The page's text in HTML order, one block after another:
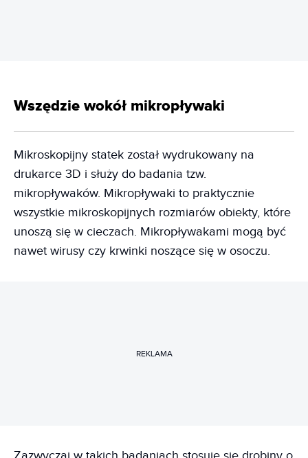
Wszędzie wokół mikropływaki
Mikroskopijny statek został wydrukowany na
drukarce 3D i służy do badania tzw.
mikropływaków. Mikropływaki to praktycznie
wszystkie mikroskopijnych rozmiarów obiekty, które
unoszą się w cieczach. Mikropływakami mogą być
nawet wirusy czy krwinki noszące się w osoczu.
REKLAMA